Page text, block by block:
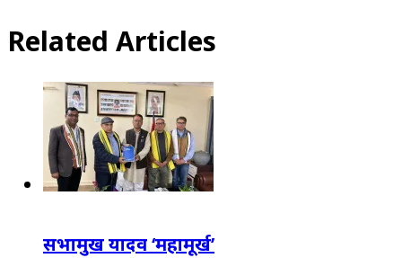
Related Articles
सभामुख यादव ‘महामूर्ख’